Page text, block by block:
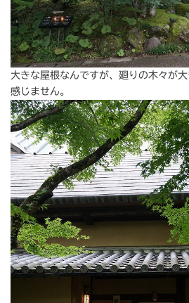
大きな屋根なんですが、廻りの木々が
感じません。